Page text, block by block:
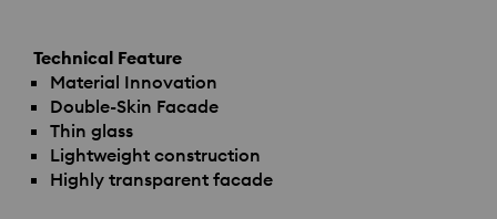
Technical Feature
Material Innovation
Double-Skin Facade
Thin glass
Lightweight construction
Highly transparent facade